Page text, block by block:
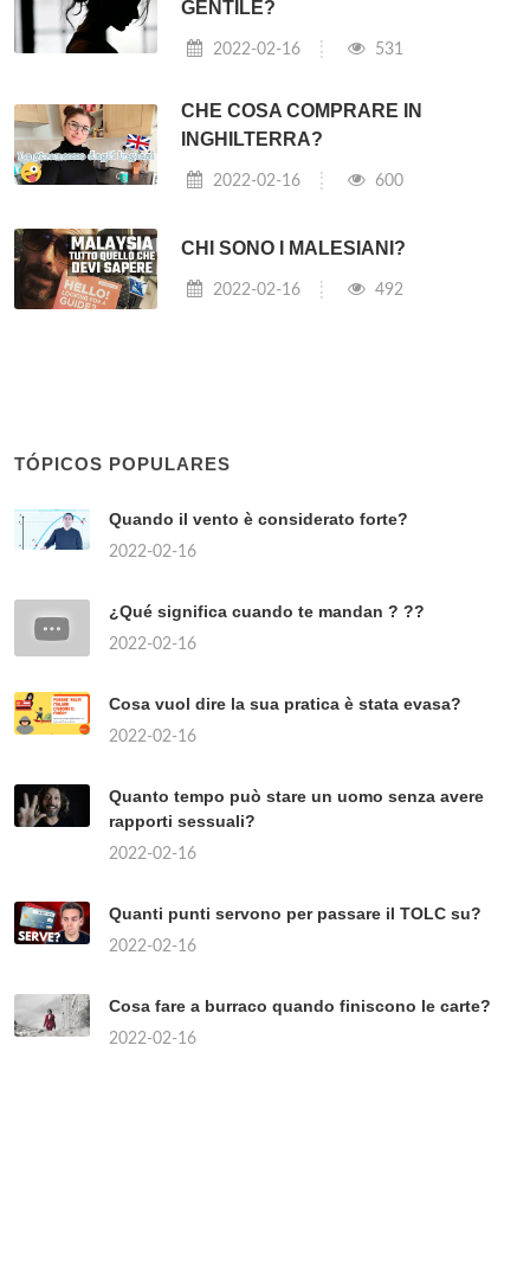
GENTILE?
2022-02-16 531
CHE COSA COMPRARE IN
INGHILTERRA?
2022-02-16 600
CHI SONO I MALESIANI?
2022-02-16 492
TÓPICOS POPULARES
Quando il vento è considerato forte?
2022-02-16
¿Qué significa cuando te mandan ? ??
2022-02-16
Cosa vuol dire la sua pratica è stata evasa?
2022-02-16
Quanto tempo può stare un uomo senza avere
rapporti sessuali?
2022-02-16
Quanti punti servono per passare il TOLC su?
2022-02-16
Cosa fare a burraco quando finiscono le carte?
2022-02-16